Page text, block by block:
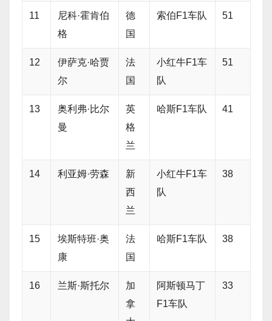
11
尼科·霍肯伯
格
德
国
索伯F1车队 51
12
伊萨克·哈贾
尔
法
国
小红牛F1车
队
51
13
奥利弗·比尔
曼
英
格
兰
哈斯F1车队 41
14 利亚姆·劳森
新
西
兰
小红牛F1车
队
38
15
埃斯特班·奥
康
法
国
哈斯F1车队 38
16 兰斯·斯托尔
加
拿
阿斯顿马丁
F1车队
33